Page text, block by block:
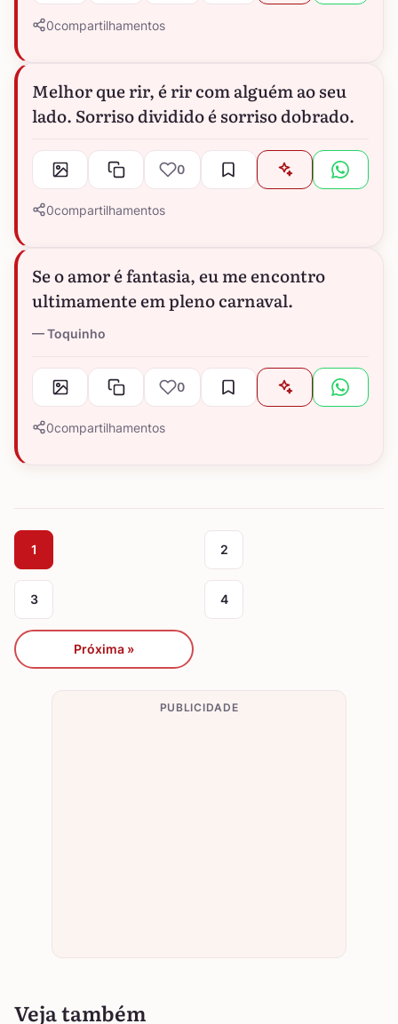
0compartilhamentos
Melhor que rir, é rir com alguém ao seu
lado. Sorriso dividido é sorriso dobrado.
0
0compartilhamentos
Se o amor é fantasia, eu me encontro
ultimamente em pleno carnaval.
Toquinho
0
0compartilhamentos
1 2
3 4
Próxima »
PUBLICIDADE
Veja também